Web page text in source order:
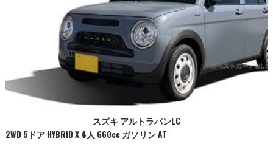
スズキ アルトラパンLC
2WD 5ドア HYBRID X 4人 660cc ガソリン AT